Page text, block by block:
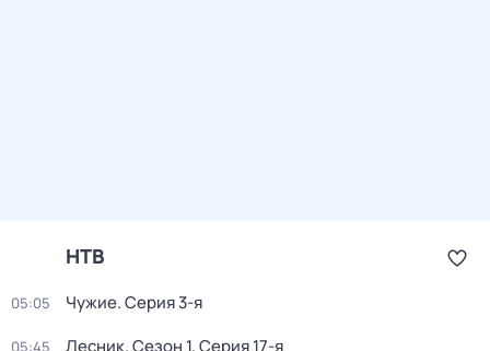
НТВ
05:05 Чужие. Серия 3-я
05:45 Лесник. Сезон 1. Серия 17-я